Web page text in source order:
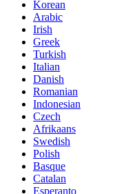
Korean
Arabic
Irish
Greek
Turkish
Italian
Danish
Romanian
Indonesian
Czech
Afrikaans
Swedish
Polish
Basque
Catalan
Esperanto